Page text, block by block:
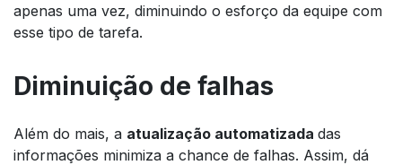
apenas uma vez, diminuindo o esforço da equipe com
esse tipo de tarefa.
Diminuição de falhas
Além do mais, a atualização automatizada das
informações minimiza a chance de falhas. Assim, dá